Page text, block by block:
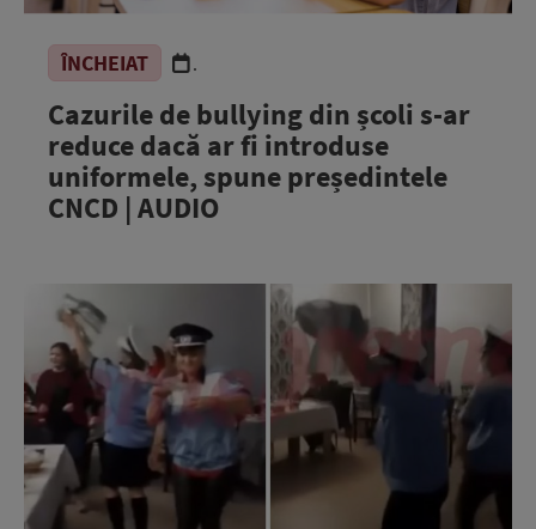
ÎNCHEIAT .
Cazurile de bullying din școli s-ar
reduce dacă ar fi introduse
uniformele, spune președintele
CNCD | AUDIO